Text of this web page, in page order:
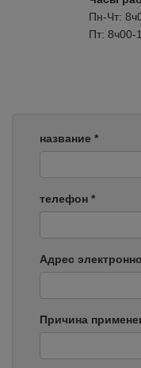
Пн-Чт:
Пт: 8ч00-
название *
телефон *
Адрес
Причина